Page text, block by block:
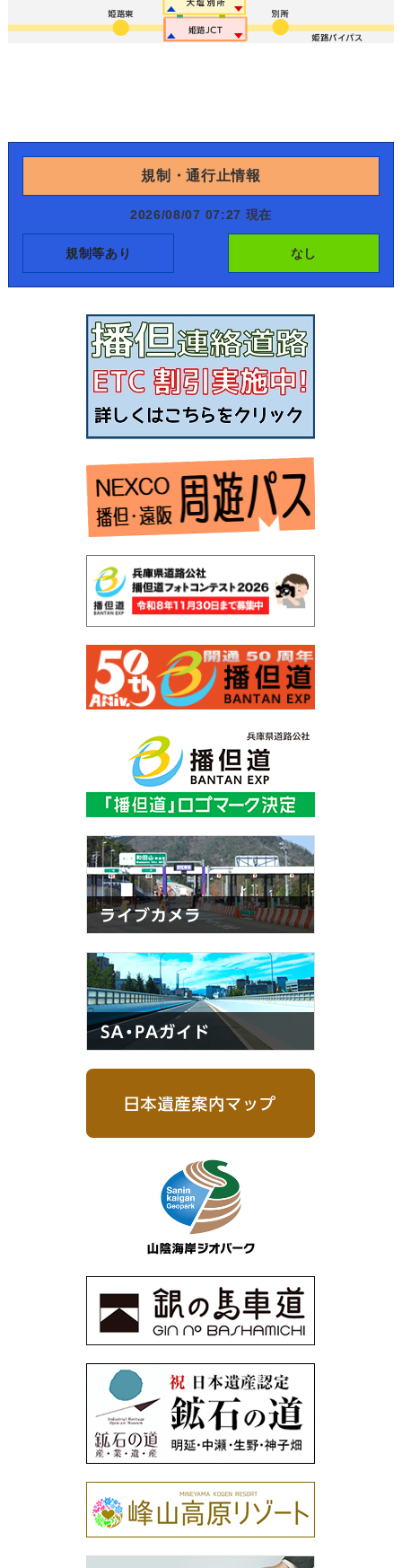
規制・通行止情報
2026/08/07 07:27 現在
規制等あり なし